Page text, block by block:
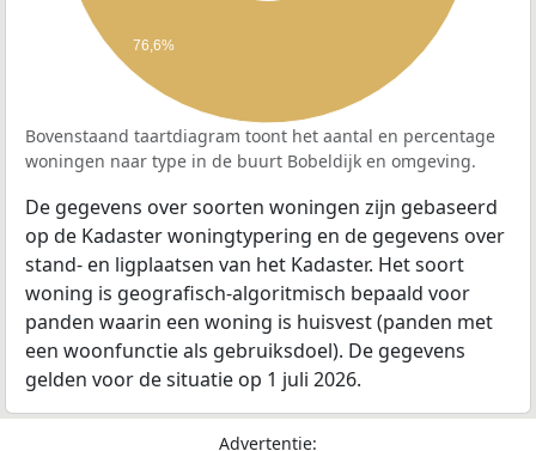
76,6%
Bovenstaand taartdiagram toont het aantal en percentage
woningen naar type in de buurt Bobeldijk en omgeving.
De gegevens over soorten woningen zijn gebaseerd
op de Kadaster woningtypering en de gegevens over
stand- en ligplaatsen van het Kadaster. Het soort
woning is geografisch-algoritmisch bepaald voor
panden waarin een woning is huisvest (panden met
een woonfunctie als gebruiksdoel). De gegevens
gelden voor de situatie op 1 juli 2026.
Advertentie: